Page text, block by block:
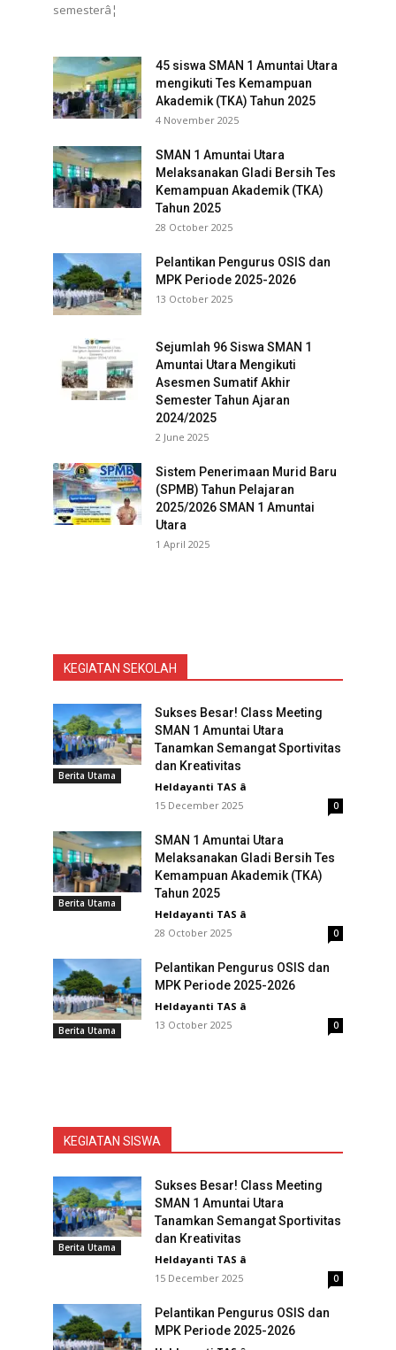
semesterâ¦
45 siswa SMAN 1 Amuntai Utara
mengikuti Tes Kemampuan
Akademik (TKA) Tahun 2025
4 November 2025
SMAN 1 Amuntai Utara
Melaksanakan Gladi Bersih Tes
Kemampuan Akademik (TKA)
Tahun 2025
28 October 2025
Pelantikan Pengurus OSIS dan
MPK Periode 2025-2026
13 October 2025
Sejumlah 96 Siswa SMAN 1
Amuntai Utara Mengikuti
Asesmen Sumatif Akhir
Semester Tahun Ajaran
2024/2025
2 June 2025
Sistem Penerimaan Murid Baru
(SPMB) Tahun Pelajaran
2025/2026 SMAN 1 Amuntai
Utara
1 April 2025
KEGIATAN SEKOLAH
Berita Utama
Sukses Besar! Class Meeting
SMAN 1 Amuntai Utara
Tanamkan Semangat Sportivitas
dan Kreativitas
Heldayanti TAS â
15 December 2025
0
Berita Utama
SMAN 1 Amuntai Utara
Melaksanakan Gladi Bersih Tes
Kemampuan Akademik (TKA)
Tahun 2025
Heldayanti TAS â
28 October 2025
0
Berita Utama
Pelantikan Pengurus OSIS dan
MPK Periode 2025-2026
Heldayanti TAS â
13 October 2025
0
KEGIATAN SISWA
Berita Utama
Sukses Besar! Class Meeting
SMAN 1 Amuntai Utara
Tanamkan Semangat Sportivitas
dan Kreativitas
Heldayanti TAS â
15 December 2025
0
Pelantikan Pengurus OSIS dan
MPK Periode 2025-2026